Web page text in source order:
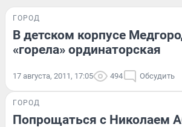
ГОРОД
В детском корпусе
«горела» ординаторская
17 августа, 2011, 17:05 494 Обсудить
ГОРОД
Попрощаться с Николаем